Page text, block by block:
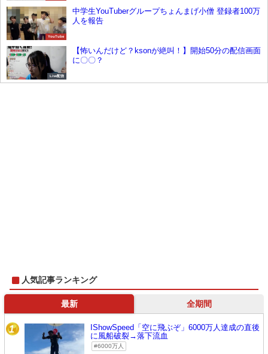
YouTube
中学生YouTuberグループちょんまげ小僧 登録者100万
人を報告
Live配信
【怖いんだけど？ksonが絶叫！】開始50分の配信画面
に〇〇？
人気記事ランキング
最新 全期間
1
IShowSpeed「空に飛ぶぞ」6000万人達成の直後
に風船破裂→落下流血
6000万人